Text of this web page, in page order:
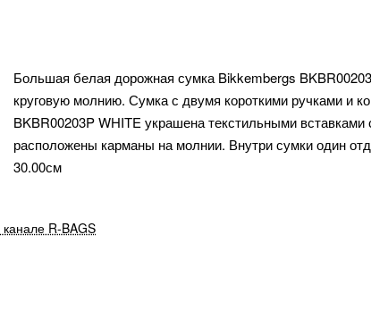
Большая белая дорожная сумка Bikkembergs
круговую молнию. Сумка с двумя короткими ручками и
BKBR00203P WHITE украшена текстильными
расположены карманы на молнии. Внутри сумки один
30.00см
R-BAGS